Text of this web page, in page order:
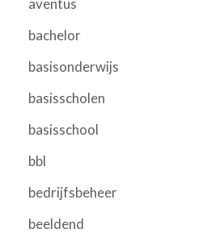
bachelor
basisonderwijs
basisscholen
basisschool
bbl
bedrijfsbeheer
beeldend